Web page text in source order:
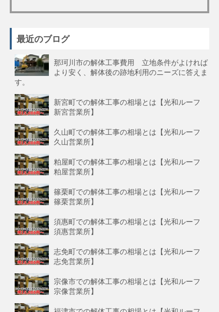
最近のブログ
那珂川市の解体工事費用 立地条件がよければ
より安く、解体後の跡地利用のニーズに答えま
す。
新宮町での解体工事の相場とは【光和ルーフ
新宮営業所】
久山町での解体工事の相場とは【光和ルーフ
久山営業所】
粕屋町での解体工事の相場とは【光和ルーフ
粕屋営業所】
篠栗町での解体工事の相場とは【光和ルーフ
篠栗営業所】
須惠町での解体工事の相場とは【光和ルーフ
須惠営業所】
志免町での解体工事の相場とは【光和ルーフ
志免営業所】
宗像市での解体工事の相場とは【光和ルーフ
宗像営業所】